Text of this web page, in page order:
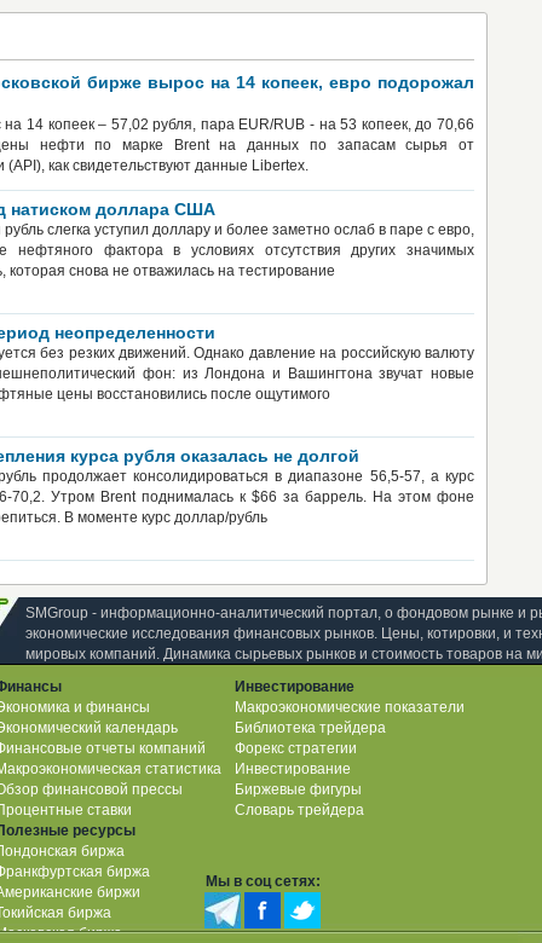
бирже вырос на 14 копеек, евро подорожал
14 копеек – 57,02 рубля, пара EUR/RUB - на 53 копеек, до 70,66
нефти по марке Brent на данных по запасам сырья от
как свидетельствуют данные Libertex.
натиском доллара США
слегка уступил доллару и более заметно ослаб в паре с евро,
нефтяного фактора в условиях отсутствия других значимых
снова не отважилась на тестирование
неопределенности
без резких движений. Однако давление на российскую валюту
фон: из Лондона и Вашингтона звучат новые
цены восстановились после ощутимого
курса рубля оказалась не долгой
продолжает консолидироваться в диапазоне 56,5-57, а курс
70,2. Утром Brent поднималась к $66 за баррель. На этом фоне
В моменте курс доллар/рубль
SMGroup - информационно-аналитический портал, о фондовом рынке и
экономические исследования финансовых рынков. Цены, котировки, и
мировых компаний. Динамика сырьевых рынков и стоимость товаров на
и финансы
календарь
отчеты компаний
статистика
финансовой прессы
ставки
Инвестирование
Макроэкономические показатели
Библиотека трейдера
Форекс стратегии
Инвестирование
Биржевые фигуры
Словарь трейдера
ресурсы
биржа
биржа
биржи
биржа
биржа
Мы в соц сетях: